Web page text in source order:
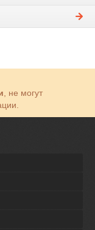
, не могут